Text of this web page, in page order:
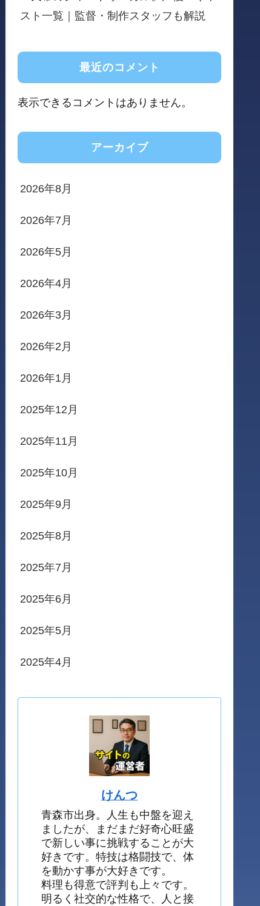
スト一覧｜監督・制作スタッフも解説
最近のコメント
表示できるコメントはありません。
アーカイブ
2026年8月
2026年7月
2026年5月
2026年4月
2026年3月
2026年2月
2026年1月
2025年12月
2025年11月
2025年10月
2025年9月
2025年8月
2025年7月
2025年6月
2025年5月
2025年4月
けんつ
青森市出身。人生も中盤を迎え
ましたが、まだまだ好奇心旺盛
で新しい事に挑戦することが大
好きです。特技は格闘技で、体
を動かす事が大好きです。
料理も得意で評判も上々です。
明るく社交的な性格で、人と接